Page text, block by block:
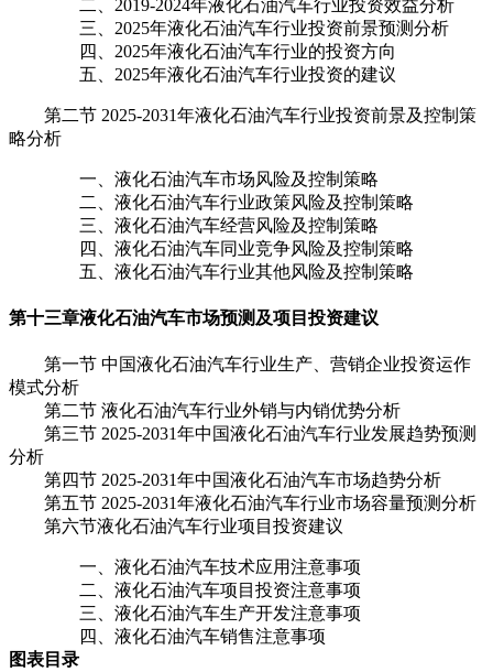
二、2019-2024年液化石油汽车行业投资效益分析
三、2025年液化石油汽车行业投资前景预测分析
四、2025年液化石油汽车行业的投资方向
五、2025年液化石油汽车行业投资的建议
第二节 2025-2031年液化石油汽车行业投资前景及控制策
略分析
一、液化石油汽车市场风险及控制策略
二、液化石油汽车行业政策风险及控制策略
三、液化石油汽车经营风险及控制策略
四、液化石油汽车同业竞争风险及控制策略
五、液化石油汽车行业其他风险及控制策略
第十三章液化石油汽车市场预测及项目投资建议
第一节 中国液化石油汽车行业生产、营销企业投资运作
模式分析
第二节 液化石油汽车行业外销与内销优势分析
第三节 2025-2031年中国液化石油汽车行业发展趋势预测
分析
第四节 2025-2031年中国液化石油汽车市场趋势分析
第五节 2025-2031年液化石油汽车行业市场容量预测分析
第六节液化石油汽车行业项目投资建议
一、液化石油汽车技术应用注意事项
二、液化石油汽车项目投资注意事项
三、液化石油汽车生产开发注意事项
四、液化石油汽车销售注意事项
图表目录